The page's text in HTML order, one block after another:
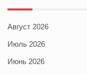
Август 2026
Июль 2026
Июнь 2026